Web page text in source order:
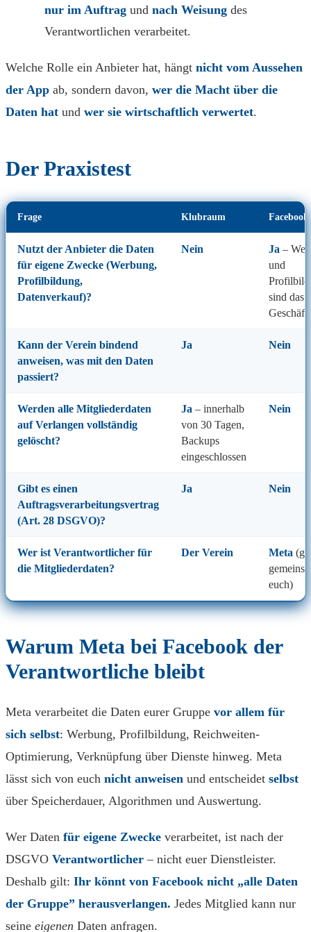
nur im Auftrag und nach Weisung des
Verantwortlichen verarbeitet.
Welche Rolle ein Anbieter hat, hängt nicht vom Aussehen
der App ab, sondern davon, wer die Macht über die
Daten hat und wer sie wirtschaftlich verwertet.
Der Praxistest
Frage Klubraum
Nutzt der Anbieter die Daten
für eigene Zwecke (Werbung,
Profilbildung,
Datenverkauf)?
Nein Ja –
und
sind das
Kann der Verein bindend
anweisen, was mit den Daten
passiert?
Ja Nein
Werden alle Mitgliederdaten
auf Verlangen vollständig
gelöscht?
Ja – innerhalb
von 30 Tagen,
Backups
eingeschlossen
Nein
Gibt es einen
Auftragsverarbeitungsvertrag
(Art. 28 DSGVO)?
Ja Nein
Wer ist Verantwortlicher für
die Mitgliederdaten?
Der Verein Meta
euch)
Warum Meta bei Facebook der
Verantwortliche bleibt
Meta verarbeitet die Daten eurer Gruppe vor allem für
sich selbst: Werbung, Profilbildung, Reichweiten-
Optimierung, Verknüpfung über Dienste hinweg. Meta
lässt sich von euch nicht anweisen und entscheidet selbst
über Speicherdauer, Algorithmen und Auswertung.
Wer Daten für eigene Zwecke verarbeitet, ist nach der
DSGVO Verantwortlicher – nicht euer Dienstleister.
Deshalb gilt: Ihr könnt von Facebook nicht „alle Daten
der Gruppe” herausverlangen. Jedes Mitglied kann nur
seine eigenen Daten anfragen.